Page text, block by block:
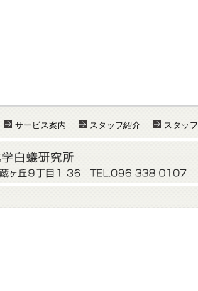
サービス案内 スタッフ紹介 スタッ